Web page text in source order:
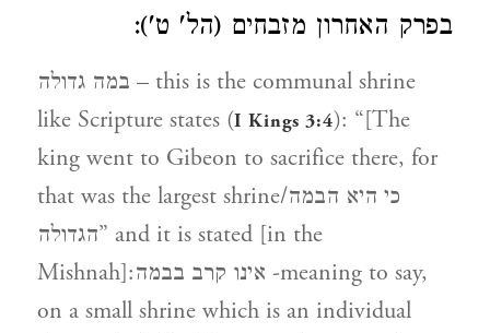
בפרק האחרון מזבחים (הל' ט'):
במה גדולה – this is the communal shrine
like Scripture states (I Kings 3:4): “[The
king went to Gibeon to sacrifice there, for
that was the largest shrine/כי היא הבמה
הגדולה” and it is stated [in the
Mishnah]:אינו קרב בבמה -meaning to say,
on a small shrine which is an individual